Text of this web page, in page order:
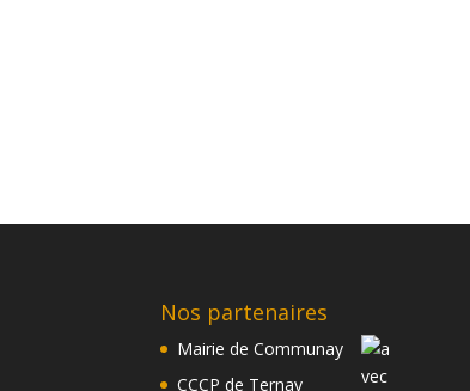
Nos partenaires
Mairie de Communay
CCCP de Ternay